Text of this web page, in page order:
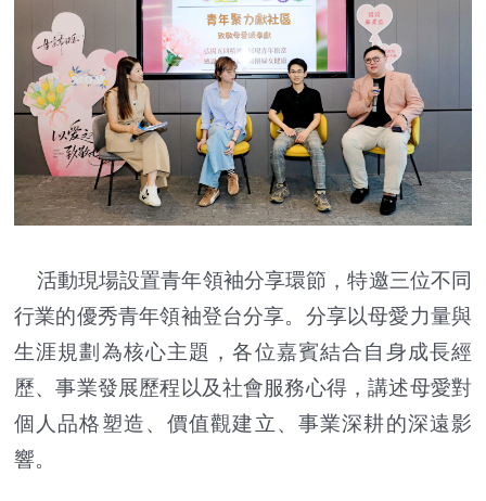
活動現場設置青年領袖分享環節，特邀三位不同
行業的優秀青年領袖登台分享。分享以母愛力量與
生涯規劃為核心主題，各位嘉賓結合自身成長經
歷、事業發展歷程以及社會服務心得，講述母愛對
個人品格塑造、價值觀建立、事業深耕的深遠影
響。